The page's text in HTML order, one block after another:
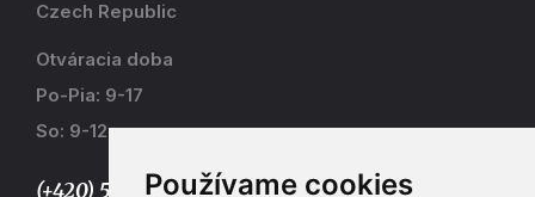
Používame cookies
Czech Republic
Otváracia doba
Po-Pia: 9-17
So: 9-12
(+420) 577 915 036,